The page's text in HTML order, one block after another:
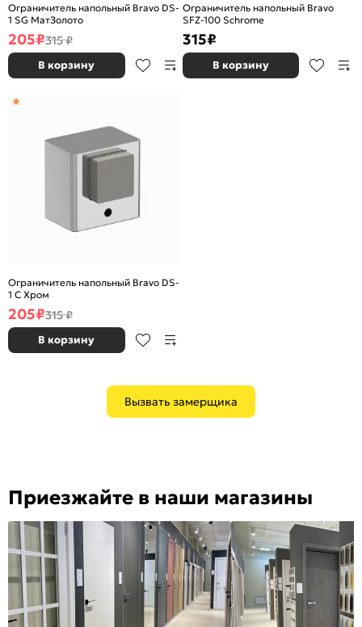
Ограничитель напольный Bravo DS-
1 SG МатЗолото
205₽315 ₽
В корзину
Ограничитель напольный Bravo
SFZ-100 Schrome
315₽
В корзину
Ограничитель напольный Bravo DS-
1 C Хром
205₽315 ₽
В корзину
Вызвать замерщика
Приезжайте в наши магазины